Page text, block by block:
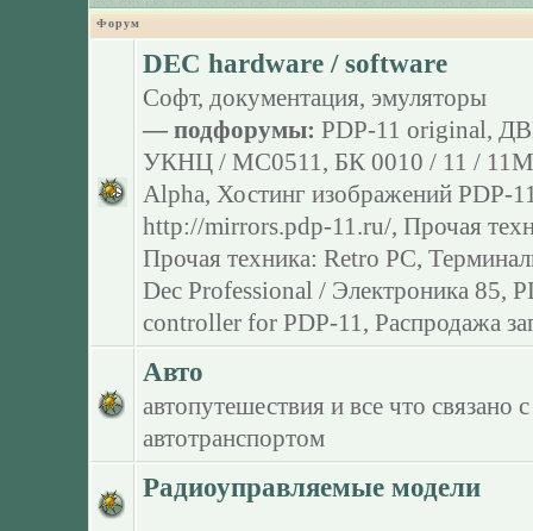
Форум
DEC hardware / software
Софт, документация, эмуляторы
— подфорумы: PDP-11 original ,
УКНЦ / МС0511 , БК 0010 / 11 / 11M
Alpha, Хостинг изображений PDP-
http://mirrors.pdp-11.ru/, Прочая
Прочая техника: Retro PC,
Dec Professional / Электроника 85,
controller for PDP-11 , Распродажа
Авто
автопутешествия и все что связано с
автотранспортом
Радиоуправляемые модели